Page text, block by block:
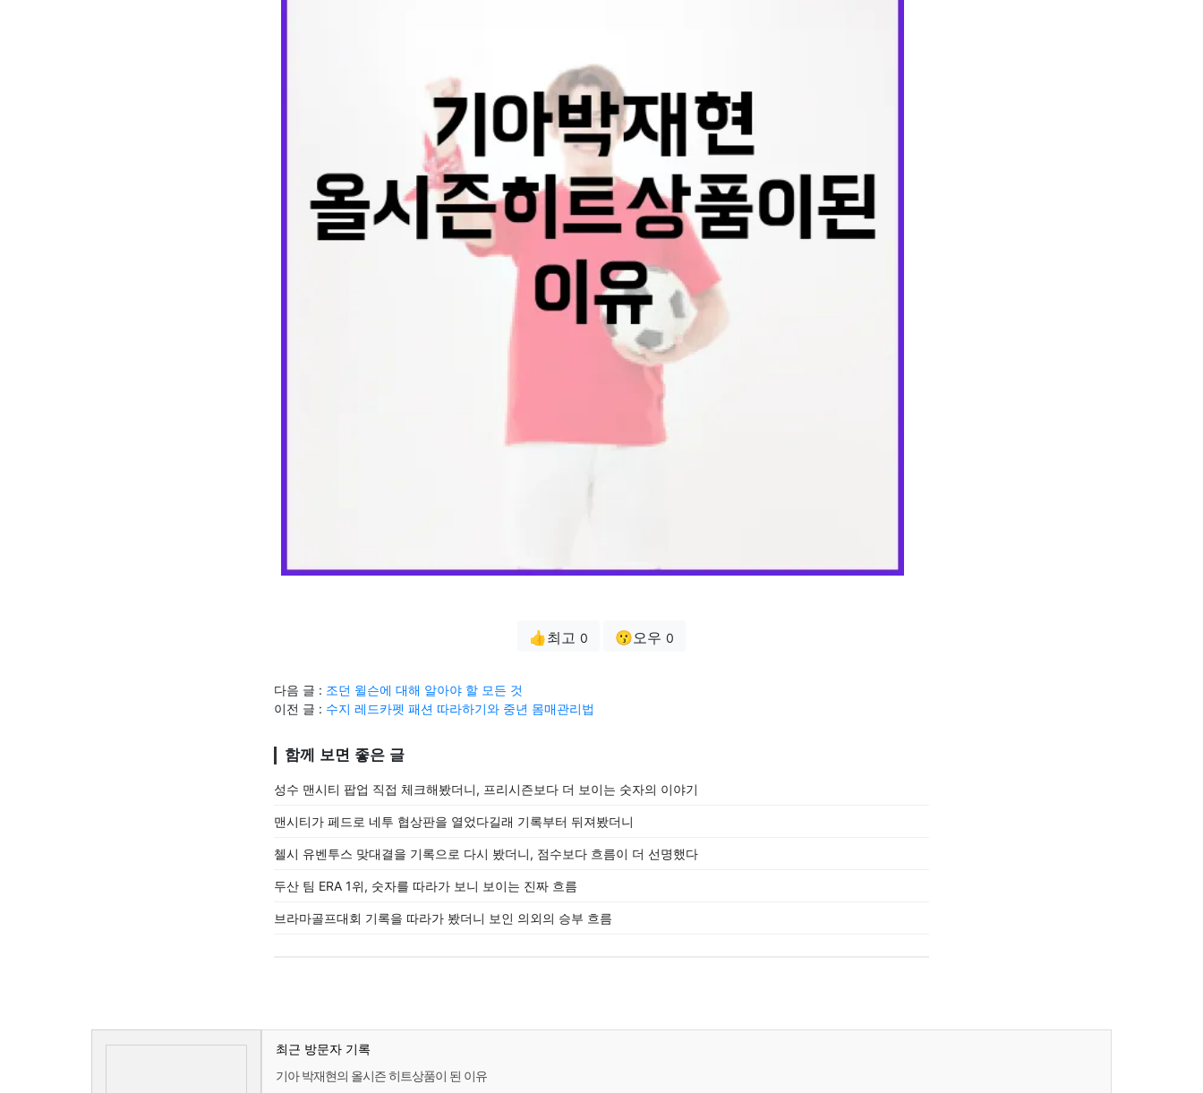
👍최고 0 😗오우 0
다음 글 : 조던 윌슨에 대해 알아야 할 모든 것
이전 글 : 수지 레드카펫 패션 따라하기와 중년 몸매관리법
함께 보면 좋은 글
성수 맨시티 팝업 직접 체크해봤더니, 프리시즌보다 더 보이는 숫자의 이야기
맨시티가 페드로 네투 협상판을 열었다길래 기록부터 뒤져봤더니
첼시 유벤투스 맞대결을 기록으로 다시 봤더니, 점수보다 흐름이 더 선명했다
두산 팀 ERA 1위, 숫자를 따라가 보니 보이는 진짜 흐름
브라마골프대회 기록을 따라가 봤더니 보인 의외의 승부 흐름
최근 방문자 기록
기아 박재현의 올시즌 히트상품이 된 이유